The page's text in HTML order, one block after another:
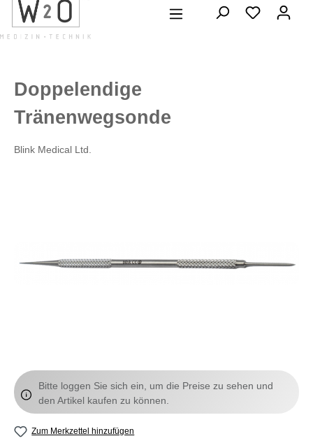
springen
Doppelendige
Tränenwegsonde
Blink Medical Ltd.
Bitte loggen Sie sich ein, um die Preise zu sehen und
den Artikel kaufen zu können.
Zum Merkzettel hinzufügen